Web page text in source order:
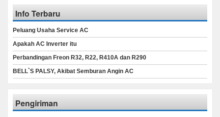
Info Terbaru
Peluang Usaha Service AC
Apakah AC Inverter itu
Perbandingan Freon R32, R22, R410A dan R290
BELL`S PALSY, Akibat Semburan Angin AC
Pengiriman